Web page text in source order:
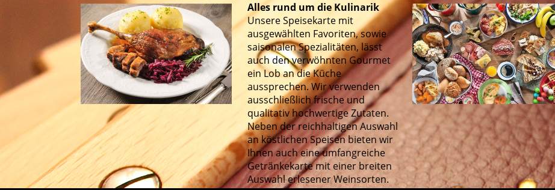
Alles rund um die Kulinarik
Unsere Speisekarte mit
ausgewählten Favoriten, sowie
saisonalen Spe­zial­i­tä­ten, lässt
auch den verwöhnten Gourmet
ein Lob an die Küche
aussprechen. Wir verwenden
ausschließlich frische und
qualitativ hochwertige Zutaten.
Neben der reichhaltigen Auswahl
an köstlichen Speisen bieten wir
Ihnen auch eine umfangreiche
Getränkekarte mit einer breiten
Auswahl erlesener Weinsorten.